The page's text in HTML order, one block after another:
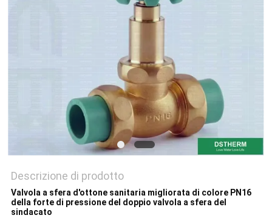
Descrizione di prodotto
Valvola a sfera d'ottone sanitaria migliorata di colore PN16
della forte di pressione del doppio valvola a sfera del
sindacato